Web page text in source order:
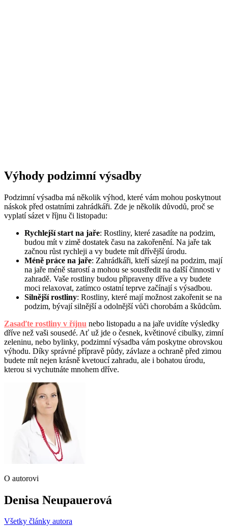
Výhody podzimní výsadby
Podzimní výsadba má několik výhod, které vám mohou poskytnout
náskok před ostatními zahrádkáři. Zde je několik důvodů, proč se
vyplatí sázet v říjnu či listopadu:
Rychlejší start na jaře: Rostliny, které zasadíte na podzim,
budou mít v zimě dostatek času na zakořenění. Na jaře tak
začnou růst rychleji a vy budete mít dřívější úrodu.
Méně práce na jaře: Zahrádkáři, kteří sázejí na podzim, mají
na jaře méně starostí a mohou se soustředit na další činnosti v
zahradě. Vaše rostliny budou připraveny dříve a vy budete
moci relaxovat, zatímco ostatní teprve začínají s výsadbou.
Silnější rostliny: Rostliny, které mají možnost zakořenit se na
podzim, bývají silnější a odolnější vůči chorobám a škůdcům.
Zasaďte rostliny v říjnu nebo listopadu a na jaře uvidíte výsledky
dříve než vaši sousedé. Ať už jde o česnek, květinové cibulky, zimní
zeleninu, nebo bylinky, podzimní výsadba vám poskytne obrovskou
výhodu. Díky správné přípravě půdy, závlaze a ochraně před zimou
budete mít nejen krásně kvetoucí zahradu, ale i bohatou úrodu,
kterou si vychutnáte mnohem dříve.
O autorovi
Denisa Neupauerová
Všetky články autora